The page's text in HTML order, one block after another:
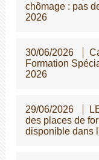
chômage : pas
2026
30/06/2026
Formation
2026
29/06/2026
des places de
disponible dans